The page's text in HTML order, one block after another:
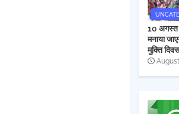
10 अगस्त
मनाया
मुक्ति दिवस